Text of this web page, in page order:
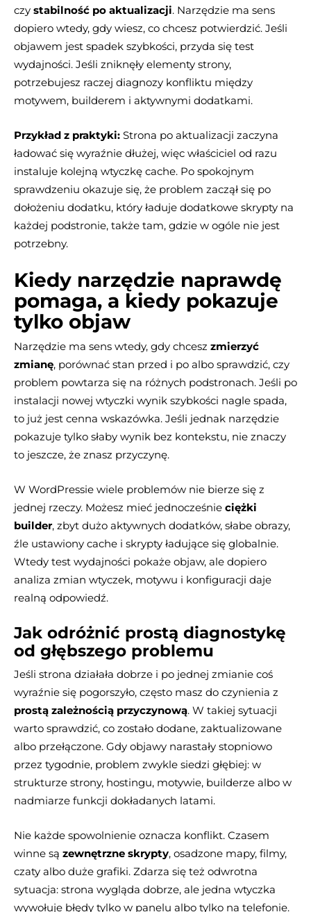
czy stabilność po aktualizacji. Narzędzie ma sens
dopiero wtedy, gdy wiesz, co chcesz potwierdzić. Jeśli
objawem jest spadek szybkości, przyda się test
wydajności. Jeśli zniknęły elementy strony,
potrzebujesz raczej diagnozy konfliktu między
motywem, builderem i aktywnymi dodatkami.
Przykład z praktyki: Strona po aktualizacji zaczyna
ładować się wyraźnie dłużej, więc właściciel od razu
instaluje kolejną wtyczkę cache. Po spokojnym
sprawdzeniu okazuje się, że problem zaczął się po
dołożeniu dodatku, który ładuje dodatkowe skrypty na
każdej podstronie, także tam, gdzie w ogóle nie jest
potrzebny.
Kiedy narzędzie naprawdę
pomaga, a kiedy pokazuje
tylko objaw
Narzędzie ma sens wtedy, gdy chcesz zmierzyć
zmianę, porównać stan przed i po albo sprawdzić, czy
problem powtarza się na różnych podstronach. Jeśli po
instalacji nowej wtyczki wynik szybkości nagle spada,
to już jest cenna wskazówka. Jeśli jednak narzędzie
pokazuje tylko słaby wynik bez kontekstu, nie znaczy
to jeszcze, że znasz przyczynę.
W WordPressie wiele problemów nie bierze się z
jednej rzeczy. Możesz mieć jednocześnie ciężki
builder, zbyt dużo aktywnych dodatków, słabe obrazy,
źle ustawiony cache i skrypty ładujące się globalnie.
Wtedy test wydajności pokaże objaw, ale dopiero
analiza zmian wtyczek, motywu i konfiguracji daje
realną odpowiedź.
Jak odróżnić prostą diagnostykę
od głębszego problemu
Jeśli strona działała dobrze i po jednej zmianie coś
wyraźnie się pogorszyło, często masz do czynienia z
prostą zależnością przyczynową. W takiej sytuacji
warto sprawdzić, co zostało dodane, zaktualizowane
albo przełączone. Gdy objawy narastały stopniowo
przez tygodnie, problem zwykle siedzi głębiej: w
strukturze strony, hostingu, motywie, builderze albo w
nadmiarze funkcji dokładanych latami.
Nie każde spowolnienie oznacza konflikt. Czasem
winne są zewnętrzne skrypty, osadzone mapy, filmy,
czaty albo duże grafiki. Zdarza się też odwrotna
sytuacja: strona wygląda dobrze, ale jedna wtyczka
wywołuje błędy tylko w panelu albo tylko na telefonie.